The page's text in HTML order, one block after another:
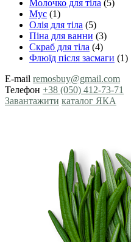
Молочко для тіла (5)
Мус (1)
Олія для тіла (5)
Піна для ванни (3)
Скраб для тіла (4)
Флюїд після засмаги (1)
E-mail remosbuy@gmail.com
Телефон +38 (050) 412-73-71
Завантажити каталог ЯКА